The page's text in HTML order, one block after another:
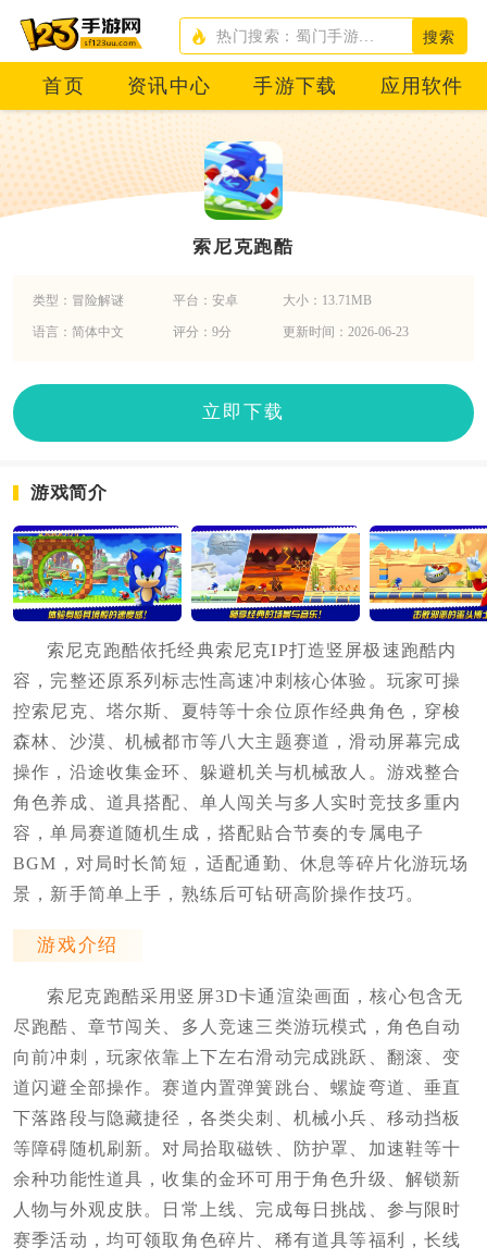
搜索
首页 资讯中心 手游下载 应用软件
索尼克跑酷
类型：冒险解谜 平台：安卓 大小：13.71MB
语言：简体中文 评分：9分 更新时间：2026-06-23
立即下载
游戏简介
索尼克跑酷依托经典索尼克IP打造竖屏极速跑酷内
容，完整还原系列标志性高速冲刺核心体验。玩家可操
控索尼克、塔尔斯、夏特等十余位原作经典角色，穿梭
森林、沙漠、机械都市等八大主题赛道，滑动屏幕完成
操作，沿途收集金环、躲避机关与机械敌人。游戏整合
角色养成、道具搭配、单人闯关与多人实时竞技多重内
容，单局赛道随机生成，搭配贴合节奏的专属电子
BGM，对局时长简短，适配通勤、休息等碎片化游玩场
景，新手简单上手，熟练后可钻研高阶操作技巧。
游戏介绍
索尼克跑酷采用竖屏3D卡通渲染画面，核心包含无
尽跑酷、章节闯关、多人竞速三类游玩模式，角色自动
向前冲刺，玩家依靠上下左右滑动完成跳跃、翻滚、变
道闪避全部操作。赛道内置弹簧跳台、螺旋弯道、垂直
下落路段与隐藏捷径，各类尖刺、机械小兵、移动挡板
等障碍随机刷新。对局拾取磁铁、防护罩、加速鞋等十
余种功能性道具，收集的金环可用于角色升级、解锁新
人物与外观皮肤。日常上线、完成每日挑战、参与限时
赛季活动，均可领取角色碎片、稀有道具等福利，长线